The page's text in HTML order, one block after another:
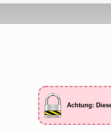
Achtung: